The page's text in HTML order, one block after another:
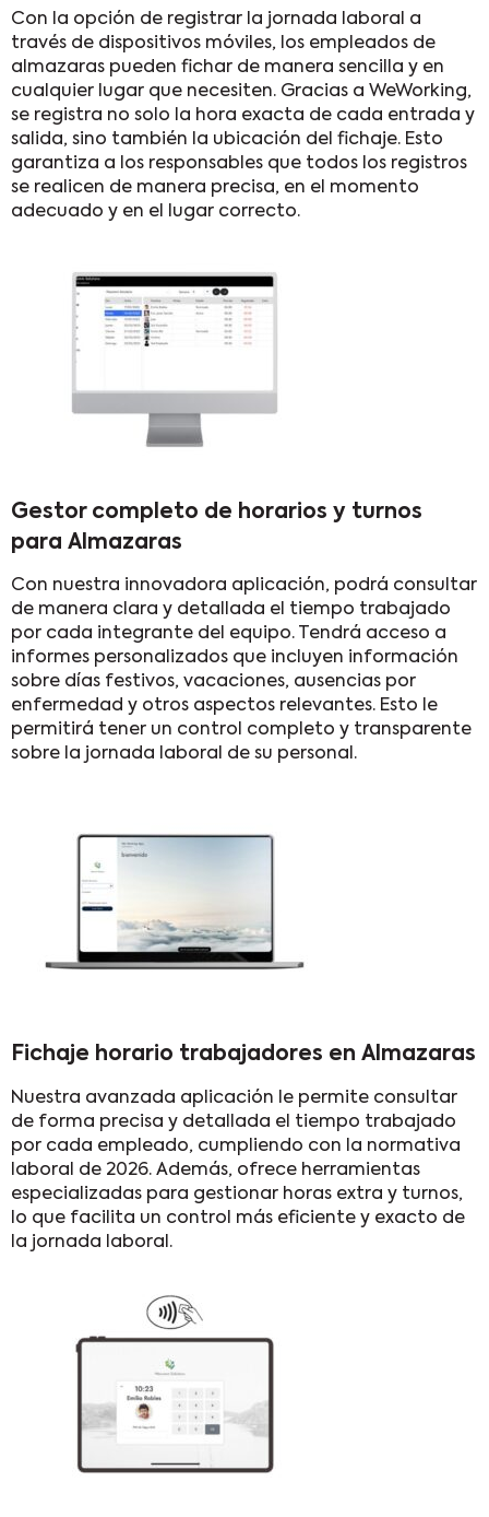
Con la opción de registrar la jornada laboral a
través de dispositivos móviles, los empleados de
almazaras pueden fichar de manera sencilla y en
cualquier lugar que necesiten. Gracias a WeWorking,
se registra no solo la hora exacta de cada entrada y
salida, sino también la ubicación del fichaje. Esto
garantiza a los responsables que todos los registros
se realicen de manera precisa, en el momento
adecuado y en el lugar correcto.
Gestor completo de horarios y turnos
para Almazaras
Con nuestra innovadora aplicación, podrá consultar
de manera clara y detallada el tiempo trabajado
por cada integrante del equipo. Tendrá acceso a
informes personalizados que incluyen información
sobre días festivos, vacaciones, ausencias por
enfermedad y otros aspectos relevantes. Esto le
permitirá tener un control completo y transparente
sobre la jornada laboral de su personal.
Fichaje horario trabajadores en Almazaras
Nuestra avanzada aplicación le permite consultar
de forma precisa y detallada el tiempo trabajado
por cada empleado, cumpliendo con la normativa
laboral de 2026. Además, ofrece herramientas
especializadas para gestionar horas extra y turnos,
lo que facilita un control más eficiente y exacto de
la jornada laboral.